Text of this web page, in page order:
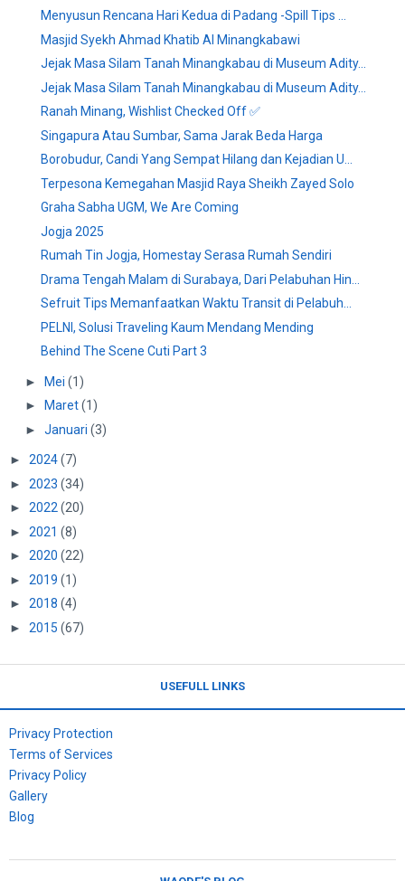
Menyusun Rencana Hari Kedua di Padang -Spill Tips ...
Masjid Syekh Ahmad Khatib Al Minangkabawi
Jejak Masa Silam Tanah Minangkabau di Museum Adity...
Jejak Masa Silam Tanah Minangkabau di Museum Adity...
Ranah Minang, Wishlist Checked Off ✅
Singapura Atau Sumbar, Sama Jarak Beda Harga
Borobudur, Candi Yang Sempat Hilang dan Kejadian U...
Terpesona Kemegahan Masjid Raya Sheikh Zayed Solo
Graha Sabha UGM, We Are Coming
Jogja 2025
Rumah Tin Jogja, Homestay Serasa Rumah Sendiri
Drama Tengah Malam di Surabaya, Dari Pelabuhan Hin...
Sefruit Tips Memanfaatkan Waktu Transit di Pelabuh...
PELNI, Solusi Traveling Kaum Mendang Mending
Behind The Scene Cuti Part 3
► Mei (1)
►
Maret(1)
► Januari (3)
► 2024(7)
► 2023 (34)
► 2022 (20)
► 2021 (8)
► 2020 (22)
► 2019 (1)
► 2018 (4)
► 2015 (67)
USEFULL LINKS
Privacy Protection
Terms of Services
Privacy Policy
Gallery
Blog